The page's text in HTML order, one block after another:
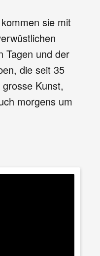
sie mit
Tagen und der
die seit 35
Kunst,
morgens um